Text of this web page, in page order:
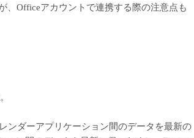
、Officeアカウントで連携する際の注意点も
ンダーアプリケーション間のデータを最新の